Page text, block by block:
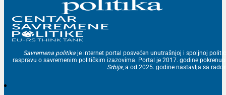
Savremena politika je internet portal posvećen unutrašnjoj i spoljnoj
raspravu o savremenim političkim izazovima. Portal je 2017. godine
Srbija, a od 2025. godine nastavlja sa